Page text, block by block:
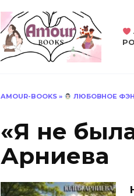
AMOUR-BOOKS » ЛЮБОВНОЕ
«Я не
Арниева